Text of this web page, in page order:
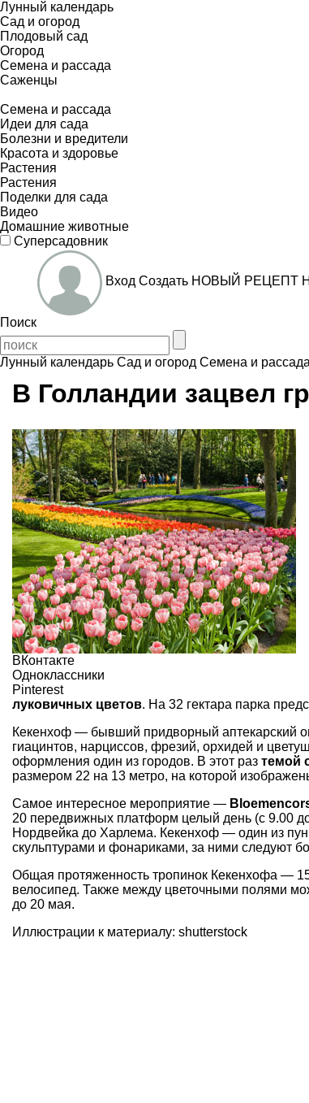
Лунный календарь
Сад и огород
Плодовый сад
Огород
Семена и рассада
Саженцы
Семена и рассада
Идеи для сада
Болезни и вредители
Красота и здоровье
Растения
Растения
Поделки для сада
Видео
Домашние животные
Суперсадовник
Вход Создать НОВЫЙ РЕЦЕПТ
Поиск
Лунный календарь Сад и огород Семена и рассада
В Голландии зацвел
ВКонтакте
Одноклассники
Pinterest
луковичных цветов. На 32 гектара парка
Кекенхоф — бывший придворный аптекарский
гиацинтов, нарциссов, фрезий, орхидей и
оформления один из городов. В этот раз темой
размером 22 на 13 метро, на которой
Самое интересное мероприятие —
20 передвижных платформ целый день (с 9.00
Норд­вейка до Харлема. Кекенхоф — один из
скульптурами и фонариками, за ними следуют
Общая протяженность тропинок Кекенхофа —
велосипед. Также между цветочными полями
до 20 мая.
Иллюстрации к материалу: shutterstock